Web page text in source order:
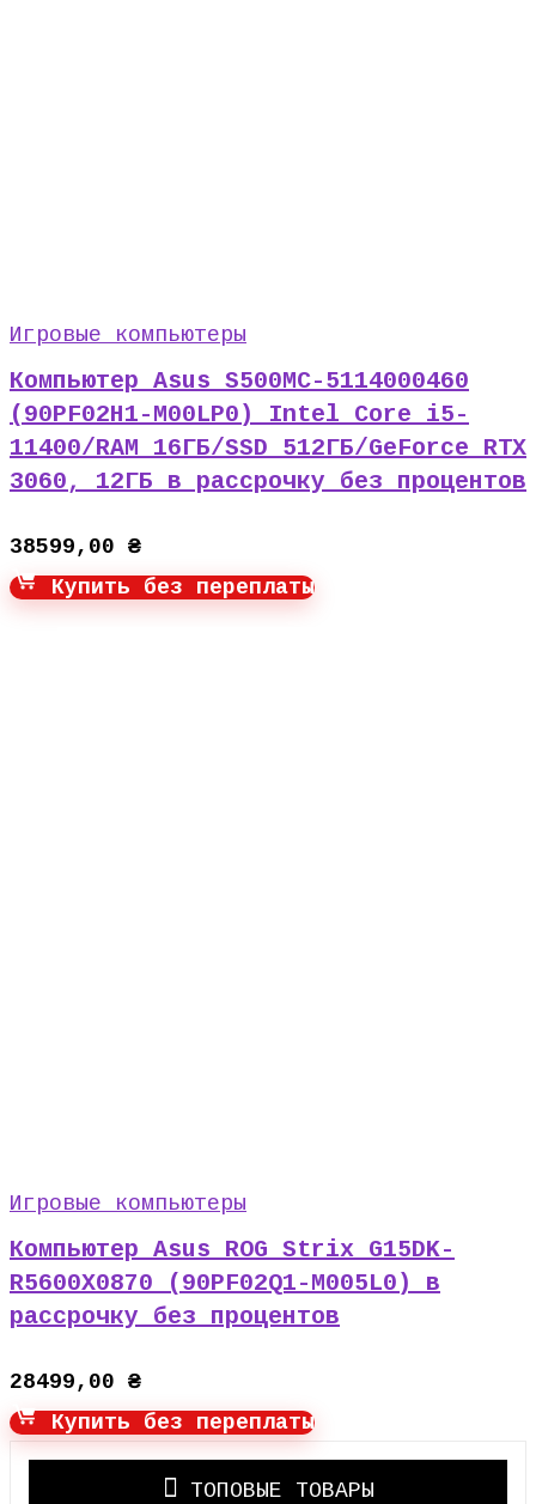
Игровые компьютеры
Компьютер Asus S500MC-5114000460
(90PF02H1-M00LP0) Intel Core i5-
11400/RAM 16ГБ/SSD 512ГБ/GeForce RTX
3060, 12ГБ в рассрочку без процентов
38599,00 ₴
Купить без переплаты
Игровые компьютеры
Компьютер Asus ROG Strix G15DK-
R5600X0870 (90PF02Q1-M005L0) в
рассрочку без процентов
28499,00 ₴
Купить без переплаты
ТОПОВЫЕ ТОВАРЫ